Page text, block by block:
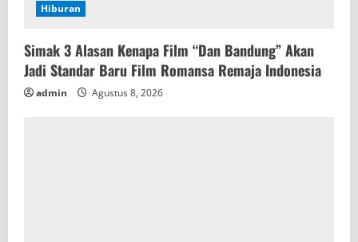
Hiburan
Simak 3 Alasan Kenapa Film “Dan Bandung” Akan
Jadi Standar Baru Film Romansa Remaja Indonesia
admin Agustus 8, 2026